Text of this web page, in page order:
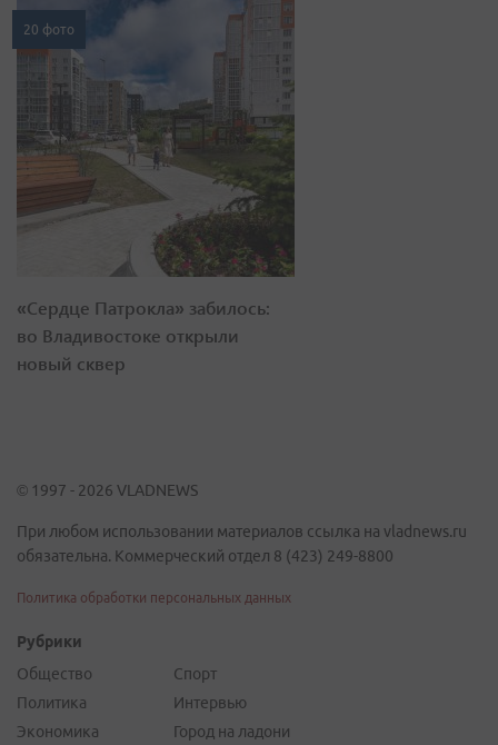
20 фото
«Сердце Патрокла» забилось:
во Владивостоке открыли
новый сквер
© 1997 - 2026 VLADNEWS
При любом использовании материалов ссылка на vladnews.ru
обязательна. Коммерческий отдел 8 (423) 249-8800
Политика обработки персональных данных
Рубрики
Общество
Политика
Экономика
Спорт
Интервью
Город на ладони